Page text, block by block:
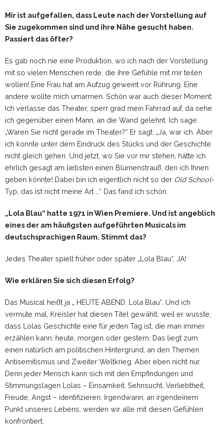
Mir ist aufgefallen, dass Leute nach der Vorstellung auf
Sie zugekommen sind und ihre Nähe gesucht haben.
Passiert das öfter?
Es gab noch nie eine Produktion, wo ich nach der Vorstellung
mit so vielen Menschen rede, die ihre Gefühle mit mir teilen
wollen! Eine Frau hat am Aufzug geweint vor Rührung. Eine
andere wollte mich umarmen. Schön war auch dieser Moment:
Ich verlasse das Theater, sperr grad mein Fahrrad auf, da sehe
ich gegenüber einen Mann, an die Wand gelehnt. Ich sage:
„Waren Sie nicht gerade im Theater?“ Er sagt: „Ja, war ich. Aber
ich konnte unter dem Eindruck des Stücks und der Geschichte
nicht gleich gehen. Und jetzt, wo Sie vor mir stehen, hätte ich
ehrlich gesagt am liebsten einen Blumenstrauß, den ich Ihnen
geben könnte! Dabei bin ich eigentlich nicht so der Old School-
Typ, das ist nicht meine Art …“ Das fand ich schön.
„Lola Blau“ hatte 1971 in Wien Premiere. Und ist angeblich
eines der am häufigsten aufgeführten Musicals im
deutschsprachigen Raum. Stimmt das?
Jedes Theater spielt früher oder später „Lola Blau“, JA!
Wie erklären Sie sich diesen Erfolg?
Das Musical heißt ja „ HEUTE ABEND. Lola Blau“. Und ich
vermute mal, Kreisler hat diesen Titel gewählt, weil er wusste,
dass Lolas Geschichte eine für jeden Tag ist, die man immer
erzählen kann, heute, morgen oder gestern. Das liegt zum
einen natürlich am politischen Hintergrund, an den Themen
Antisemitismus und Zweiter Weltkrieg. Aber eben nicht nur.
Denn jeder Mensch kann sich mit den Empfindungen und
Stimmungslagen Lolas – Einsamkeit, Sehnsucht, Verliebtheit,
Freude, Angst – identifizieren. Irgendwann, an irgendeinem
Punkt unseres Lebens, werden wir alle mit diesen Gefühlen
konfrontiert.